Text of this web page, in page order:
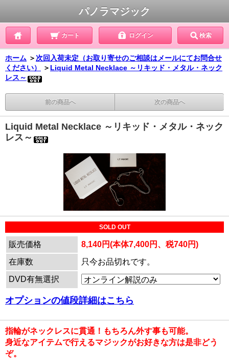
パノラマジック
カート ログイン 検索
ホーム ＞次回入荷未定（お取り寄せのご相談はメールにてお問合せ
ください）
＞ Liquid Metal Necklace ～リキッド・メタル・ネック
レス～
前の商品へ 次の商品へ
Liquid Metal Necklace ～リキッド・メタル・ネック
レス～
SOLD OUT
販売価格
8,140円(本体7,400円、税740円)
在庫数
只今お品切れです。
DVD有無選択
オプションの値段詳細はこちら
指輪がネックレスに貫通！もちろん外す事も可能。
身近なアイテムで行えるマジックがお好きな方は是非どう
ぞ。